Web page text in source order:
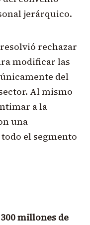
jerárquico.
rechazar
modificar las
del
Al mismo
a la
una
el segmento
millones de